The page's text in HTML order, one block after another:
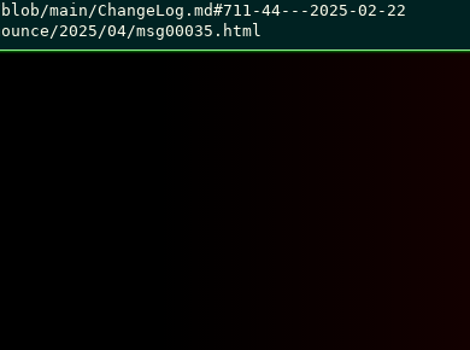
main/ChangeLog.md#711-44---2025-02-22